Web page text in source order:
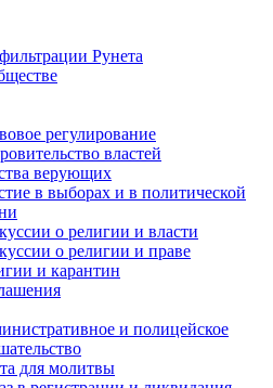
Рунета
регулирование
властей
верующих
в выборах и в политической
о религии и власти
о религии и праве
и карантин
и полицейское
для молитвы